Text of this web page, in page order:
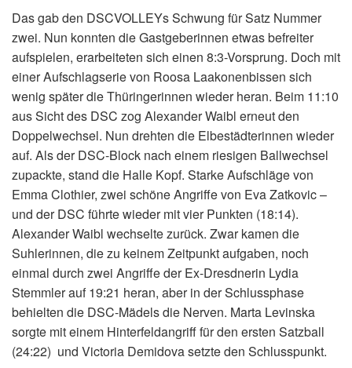
Das gab den DSCVOLLEYs Schwung für Satz Nummer
zwei. Nun konnten die Gastgeberinnen etwas befreiter
aufspielen, erarbeiteten sich einen 8:3-Vorsprung. Doch mit
einer Aufschlagserie von Roosa Laakonenbissen sich
wenig später die Thüringerinnen wieder heran. Beim 11:10
aus Sicht des DSC zog Alexander Waibl erneut den
Doppelwechsel. Nun drehten die Elbestädterinnen wieder
auf. Als der DSC-Block nach einem riesigen Ballwechsel
zupackte, stand die Halle Kopf. Starke Aufschläge von
Emma Clothier, zwei schöne Angriffe von Eva Zatkovic –
und der DSC führte wieder mit vier Punkten (18:14).
Alexander Waibl wechselte zurück. Zwar kamen die
Suhlerinnen, die zu keinem Zeitpunkt aufgaben, noch
einmal durch zwei Angriffe der Ex-Dresdnerin Lydia
Stemmler auf 19:21 heran, aber in der Schlussphase
behielten die DSC-Mädels die Nerven. Marta Levinska
sorgte mit einem Hinterfeldangriff für den ersten Satzball
(24:22) und Victoria Demidova setzte den Schlusspunkt.